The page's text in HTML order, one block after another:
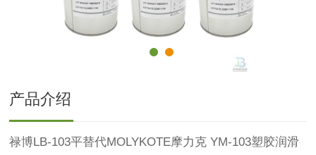
产品介绍
禄博LB-103平替代MOLYKOTE摩力克 YM-103塑胶润滑